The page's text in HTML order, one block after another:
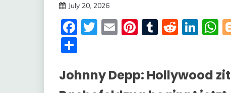
July 20, 2026
Meme
Facebook
Twitter
EmailPinterest
Tumblr
Reddit
Johnny Depp: Hollywood